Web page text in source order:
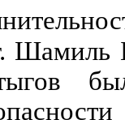
Шамиль